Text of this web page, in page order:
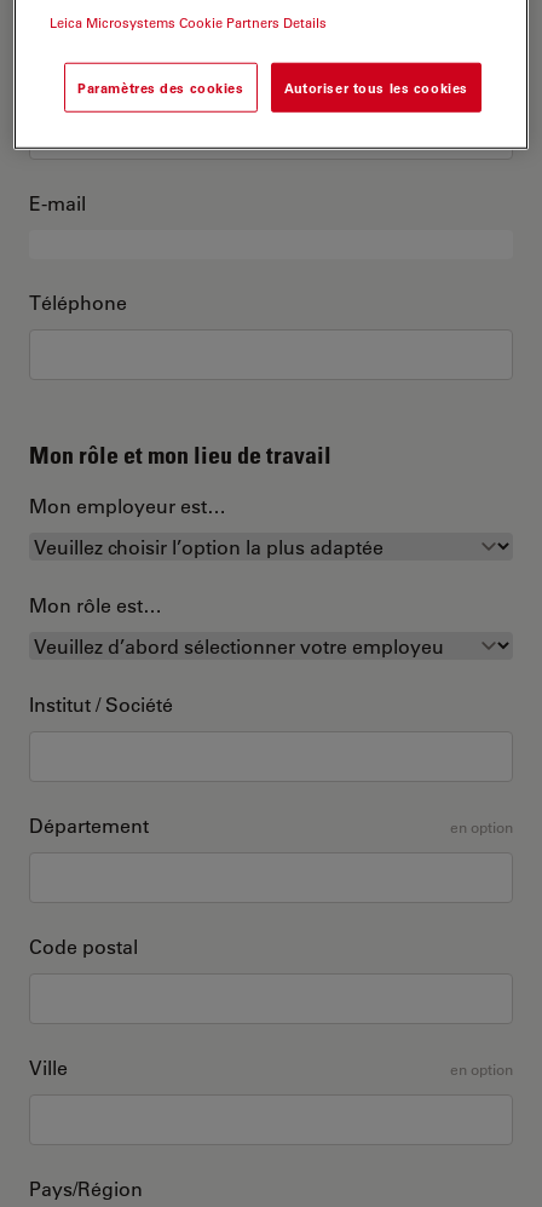
E-mail
Téléphone
Mon rôle et mon lieu de travail
Mon employeur est…
Mon rôle est…
Institut / Société
Département en option
Code postal
Ville en option
Pays/Région
Leica Microsystems Cookie Partners Details
Paramètres des cookies Autoriser tous les cookies